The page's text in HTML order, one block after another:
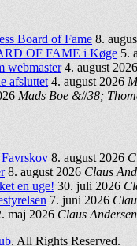
Board of Fame 8.
OF FAME i Køge 5.
webmaster 4. august 2026
afsluttet 4. august 2026
Mads Boe &#38;
8. august 2026
8. august 2026 Claus
en uge! 30. juli 2026
7. juni 2026
maj 2026 Claus Andersen
. All Rights Reserved.